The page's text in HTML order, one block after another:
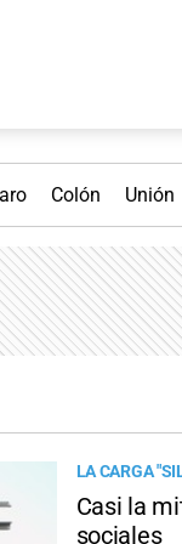
Colón Unión
LA CARGA
Casi la
sociales